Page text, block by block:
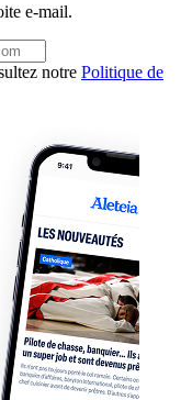
e-mail.
notre Politique de